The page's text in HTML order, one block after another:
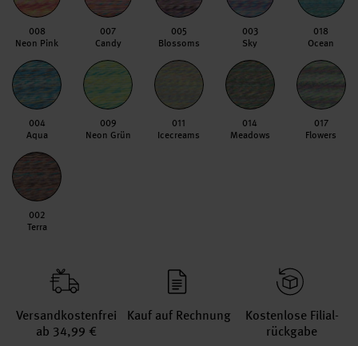
008
Neon Pink
007
Candy
005
Blossoms
003
Sky
018
Ocean
004
Aqua
009
Neon Grün
011
Icecreams
014
Meadows
017
Flowers
002
Terra
Versand­kosten­frei
ab 34,99 €
Kauf auf Rechnung
Kosten­lose Filial­
rückgabe